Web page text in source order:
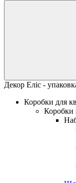
Декор Еліс -
Коробки для
Коробки